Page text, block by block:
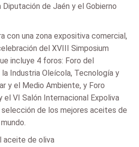
de Jaén y el Gobierno
con una zona expositiva comercial,
del XVIII Simposium
incluye 4 foros: Foro del
Industria Oleícola, Tecnología y
y el Medio Ambiente, y Foro
el VI Salón Internacional Expoliva
selección de los mejores aceites de
aceite de oliva